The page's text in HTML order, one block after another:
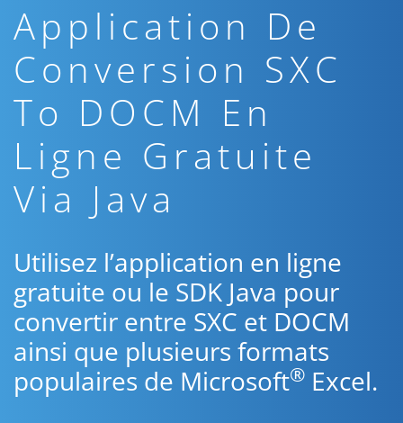
Application De
Conversion SXC
To DOCM En
Ligne Gratuite
Via Java
Utilisez l’application en ligne
gratuite ou le SDK Java pour
convertir entre SXC et DOCM
ainsi que plusieurs formats
populaires de Microsoft® Excel.